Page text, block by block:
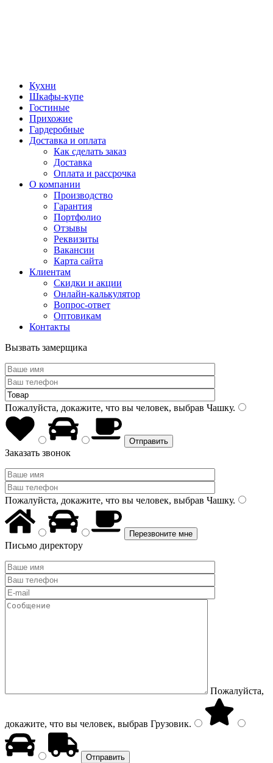
Кухни
Шкафы-купе
Гостиные
Прихожие
Гардеробные
Доставка и оплата
Как сделать заказ
Доставка
Оплата и рассрочка
О компании
Производство
Гарантия
Портфолио
Отзывы
Реквизиты
Вакансии
Карта сайта
Клиентам
Скидки и акции
Онлайн-калькулятор
Вопрос-ответ
Оптовикам
Контакты
Вызвать замерщика
Пожалуйста, докажите, что вы человек, выбрав Чашку.
Заказать звонок
Пожалуйста, докажите, что вы человек, выбрав Чашку.
Письмо директору
Пожалуйста,
докажите, что вы человек, выбрав Грузовик.